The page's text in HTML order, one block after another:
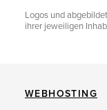
Logos und
ihrer jeweiligen
WEBHOSTING